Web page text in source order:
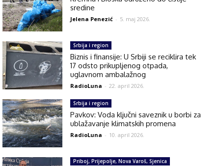
sredine
Jelena Penezić - 5. maj 2026.
Srbija i region
Biznis i finansije: U Srbiji se reciklira tek
17 odsto prikupljenog otpada,
uglavnom ambalažnog
RadioLuna - 22. april 2026.
Srbija i region
Pavkov: Voda ključni saveznik u borbi za
ublažavanje klimatskih promena
RadioLuna - 10. april 2026.
Priboj, Prijepolje, Nova Varoš, Sjenica